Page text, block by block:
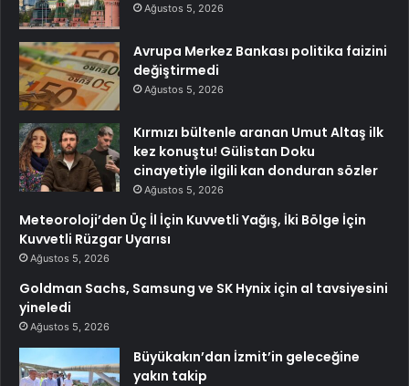
Ağustos 5, 2026
Avrupa Merkez Bankası politika faizini
değiştirmedi
Ağustos 5, 2026
Kırmızı bültenle aranan Umut Altaş ilk
kez konuştu! Gülistan Doku
cinayetiyle ilgili kan donduran sözler
Ağustos 5, 2026
Meteoroloji’den Üç İl İçin Kuvvetli Yağış, İki Bölge İçin
Kuvvetli Rüzgar Uyarısı
Ağustos 5, 2026
Goldman Sachs, Samsung ve SK Hynix için al tavsiyesini
yineledi
Ağustos 5, 2026
Büyükakın’dan İzmit’in geleceğine
yakın takip